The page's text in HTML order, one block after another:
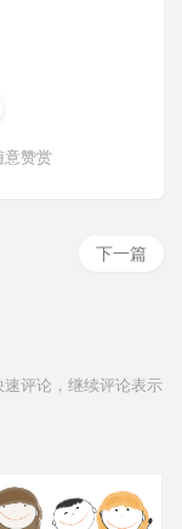
意赞赏
下一篇
评论，继续评论表示